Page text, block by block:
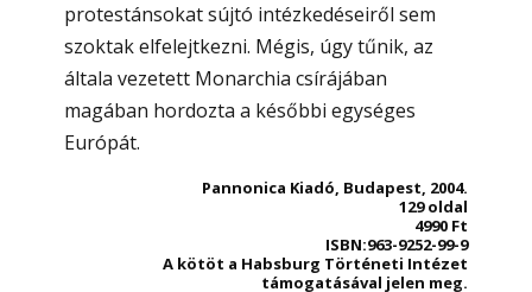
protestánsokat sújtó intézkedéseiről sem
szoktak elfelejtkezni. Mégis, úgy tűnik, az
általa vezetett Monarchia csírájában
magában hordozta a későbbi egységes
Európát.
Pannonica Kiadó, Budapest, 2004.
129 oldal
4990 Ft
ISBN:963-9252-99-9
A kötöt a Habsburg Történeti Intézet
támogatásával jelen meg.